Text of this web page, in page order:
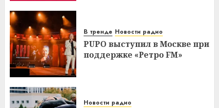
В тренде Новости радио
PUPO выступил в Москве при
поддержке «Ретро FM»
Новости радио